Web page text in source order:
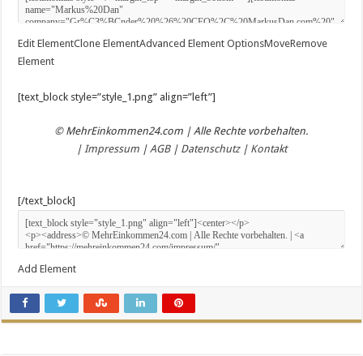
Edit ElementClone ElementAdvanced Element OptionsMoveRemove
Element
[text_block style=”style_1.png” align=”left”]
© MehrEinkommen24.com | Alle Rechte vorbehalten.
| Impressum| AGB| Datenschutz| Kontakt
[/text_block]
Add Element